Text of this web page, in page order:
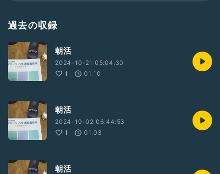
過去の収録
朝活
2024-10-21 05:04:30
1
01:10
朝活
2024-10-02 06:44:53
1
01:03
朝活